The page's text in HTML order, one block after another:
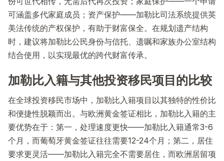
可涵盖多代家庭成员；资产保护——加勒比司法系统提供英
美法传统的产权保护，有助于财富保全。在规划遗产结构
时，建议将加勒比公民身份与信托、遗嘱和家族办公室结构
结合使用，以实现最优的跨代财富传承。
加勒比入籍与其他投资移民项目的比较
在全球投资移民市场中，加勒比入籍项目以其独特的性价比
和便捷性脱颖而出。与欧洲黄金签证相比，加勒比入籍的主
要优势在于：第一，处理速度更快——加勒比入籍通常3-6
个月，而葡萄牙黄金签证往往需要12-24个月；第二，居住
要求更灵活——加勒比入籍完全不需要居住，而欧洲居留项